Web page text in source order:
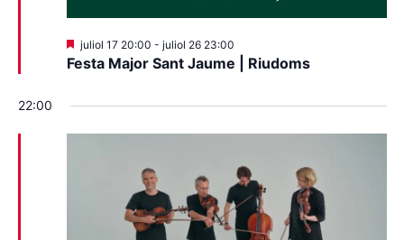
Festa Major Sant Jaume | Riudoms
Destacats
juliol 17 20:00 - juliol 26 23:00
22:00